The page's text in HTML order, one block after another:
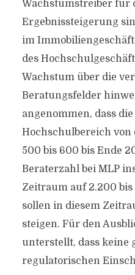
Wachstumstreiber für
Ergebnissteigerung
im
des
Wachstum über die
Beratungsfelder
angenommen, dass
Hochschulbereich
500 bis 600 bis Ende
Beraterzahl bei MLP
Zeitraum auf 2.200 bis
sollen in diesem
steigen. Für den
unterstellt, dass keine
regulatorischen